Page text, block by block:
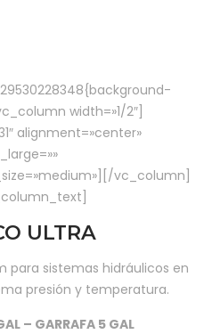
width=»1/2″]
alignment=»center»
vc_column]
ULTRA
para sistemas hidráulicos en
presión y temperatura.
– GARRAFA 5 GAL